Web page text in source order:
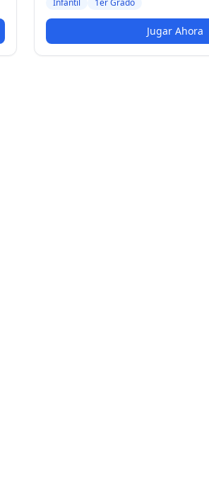
Infantil 1er Grado
Jugar Ahora